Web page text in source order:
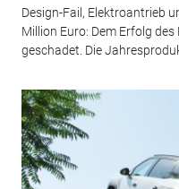
Design-Fail, Elektroantrieb
Million Euro: Dem Erfolg
geschadet. Die